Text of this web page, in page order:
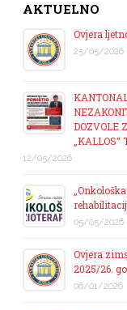
AKTUELNO
Ovjera
25/05/2026
DOZVOLE
„KALLOS“
12/05/2026
05/05/2026
Ovjera
2025/26.
06/01/2026